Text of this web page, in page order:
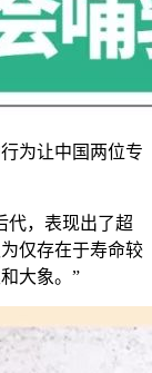
为让中国两位专
代，表现出了超
仅存在于寿命较
大象。”